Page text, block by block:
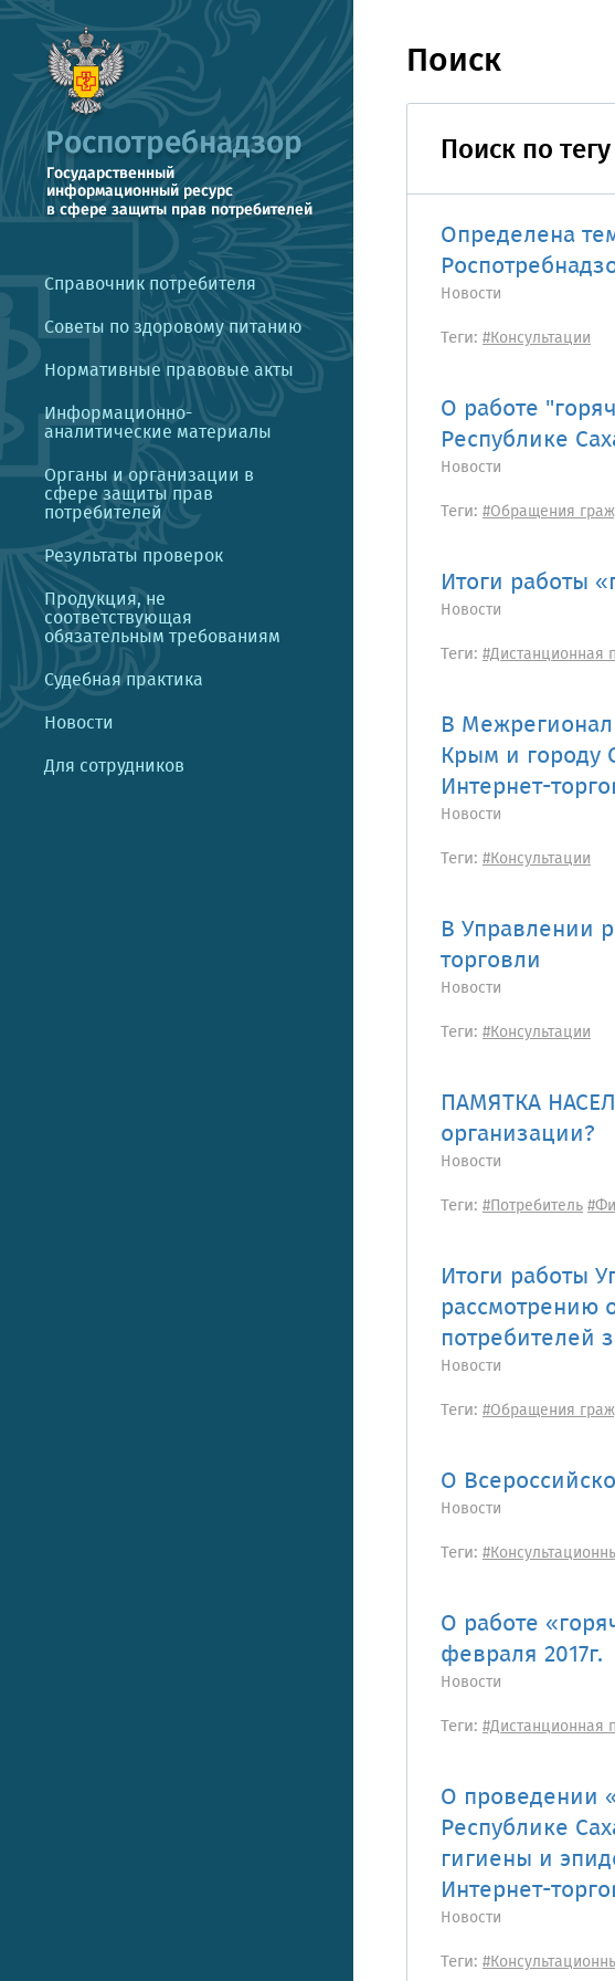
Справочник потребителя
Советы по здоровому питанию
Нормативные правовые акты
Информационно-
аналитические материалы
Органы и организации в
сфере защиты прав
потребителей
Результаты проверок
Продукция, не
соответствующая
обязательным требованиям
Судебная практика
Новости
Для сотрудников
Поиск
Поиск по
Определена
Новости
Теги: #Консультации
О работе
Республике
Новости
Теги: #Обращения
Итоги работы
Новости
Теги: #Дистанционная
В
Крым и городу
Интернет-
Новости
Теги: #Консультации
В Управлении
торговли
Новости
Теги: #Консультации
ПАМЯТКА
организации?
Новости
Теги: #Потребитель
Итоги работы
рассмотрению
потребителей
Новости
Теги: #Обращения
О
Новости
Теги:
О работе
февраля 2017г.
Новости
Теги: #Дистанционная
О проведении
Республике
гигиены и
Интернет-
Новости
Теги: